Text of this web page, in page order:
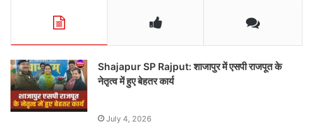
Shajapur SP Rajput: शाजापुर में एसपी राजपूत के
नेतृत्व में हुए बेहतर कार्य
July 4, 2026